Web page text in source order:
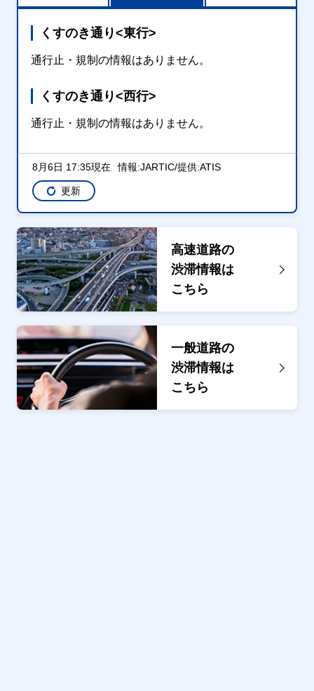
くすのき通り<東行>
通行止・規制の情報はありません。
くすのき通り<西行>
通行止・規制の情報はありません。
8月6日 17:35現在 情報:JARTIC/提供:ATIS
更新
高速道路の
渋滞情報は
こちら
一般道路の
渋滞情報は
こちら